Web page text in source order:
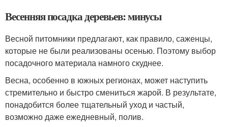
Весенняя посадка деревьев: минусы
Весной питомники предлагают, как правило, саженцы,
которые не были реализованы осенью. Поэтому выбор
посадочного материала намного скуднее.
Весна, особенно в южных регионах, может наступить
стремительно и быстро смениться жарой. В результате,
понадобится более тщательный уход и частый,
возможно даже ежедневный, полив.